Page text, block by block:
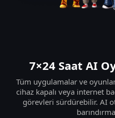
7×24 Saat AI
Tüm uygulamalar ve
cihaz kapalı veya internet
görevleri sürdürebilir. AI